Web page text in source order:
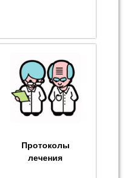
Протоколы
лечения